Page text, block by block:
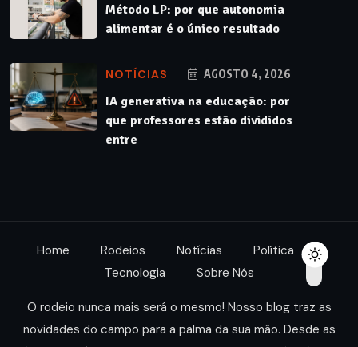
Método LP: por que autonomia
alimentar é o único resultado
NOTÍCIAS AGOSTO 4, 2026
IA generativa na educação: por
que professores estão divididos
entre
Home Rodeios Notícias
Política
Tecnologia
Sobre Nós
O rodeio nunca mais será o mesmo! Nosso blog traz as
novidades do campo para a palma da sua mão. Desde as